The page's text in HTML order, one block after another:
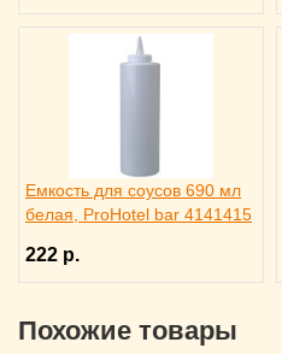
Емкость для соусов 690 мл
белая, ProHotel bar 4141415
222 р.
Похожие товары